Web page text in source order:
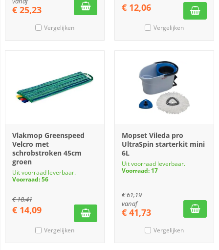
€ 25,23
Vergelijken
€ 12,06
Vergelijken
Vlakmop Greenspeed
Velcro met
schrobstroken 45cm
groen
Uit voorraad leverbaar.
Voorraad: 56
€18,41
€ 14,09
Vergelijken
Mopset Vileda pro
UltraSpin starterkit mini
6L
Uit voorraad leverbaar.
Voorraad: 17
€61,19
vanaf
€ 41,73
Vergelijken